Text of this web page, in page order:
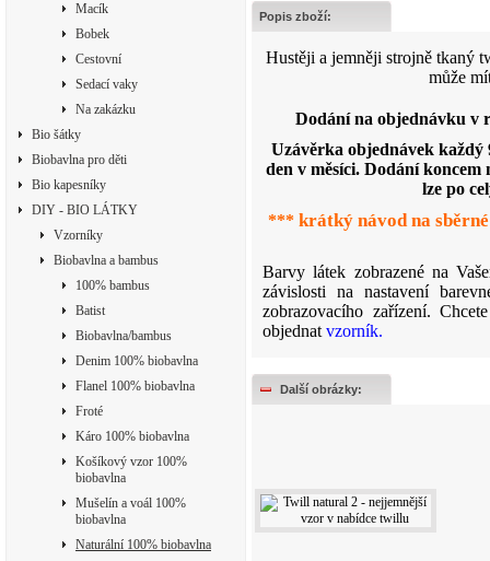
Macík
Bobek
Cestovní
Sedací vaky
Na zakázku
Bio šátky
Biobavlna pro děti
Bio kapesníky
DIY - BIO LÁTKY
Vzorníky
Biobavlna a bambus
100% bambus
Batist
Biobavlna/bambus
Denim 100% biobavlna
Flanel 100% biobavlna
Froté
Káro 100% biobavlna
Košíkový vzor 100%
biobavlna
Mušelín a voál 100%
biobavlna
Naturální 100% biobavlna
Popis zboží:
Hustěji a jemněji strojně tkaný
může
Dodání na objednávku v
Uzávěrka objednávek každý
den v měsíci. Dodání koncem
lze po
*** krátký návod na
Barvy látek zobrazené na
závislosti na nastavení
zobrazovacího zařízení.
objednat vzorník.
Další obrázky: